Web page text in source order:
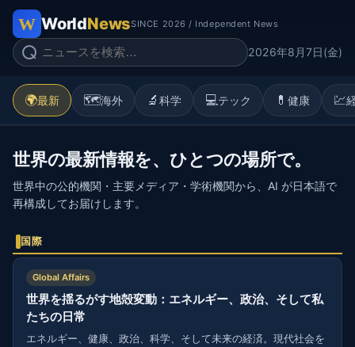
WorldNewsSINCE 2026 / Independent News
2026年8月7日(金)
🌍最新 🗺️海外 🔬 科学 💻テック 💊 健康 💹
世界の最新情報を、ひとつの場所で。
世界中の公的機関・主要メディア・学術機関から、AI が日本語で
再構成してお届けします。
国際
Global Affairs
世界を揺るがす地殻変動：エネルギー、政治、そして私
たちの日常
エネルギー、健康、政治、科学、そして未来の経済。現代社会を